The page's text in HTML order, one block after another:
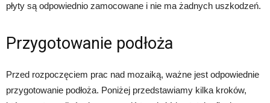
płyty są odpowiednio zamocowane i nie ma żadnych uszkodzeń.
Przygotowanie podłoża
Przed rozpoczęciem prac nad mozaiką, ważne jest odpowiednie
przygotowanie podłoża. Poniżej przedstawiamy kilka kroków,